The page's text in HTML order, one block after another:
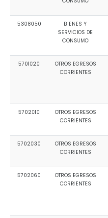
5308050
BIENES Y
SERVICIOS DE
CONSUMO
5701020
OTROS EGRESOS
CORRIENTES
5702010
OTROS EGRESOS
CORRIENTES
5702030
OTROS EGRESOS
CORRIENTES
5702060
OTROS EGRESOS
CORRIENTES